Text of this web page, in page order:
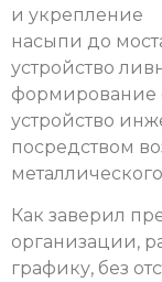
и укрепление
насыпи до
устройство
формирование
устройство
посредством
Как заверил
организации,
графику, без